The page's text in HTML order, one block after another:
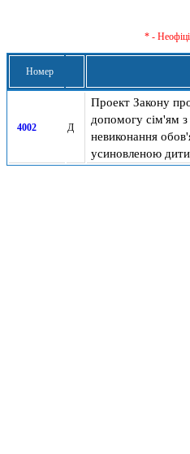
* -
Номер
4002 Д
Проект Закону
допомогу сім'ям з
невиконання
усиновленою